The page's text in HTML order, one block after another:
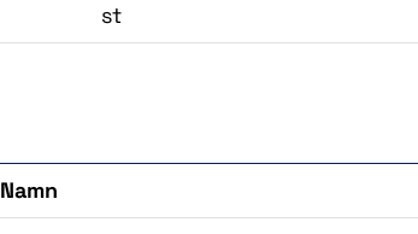
st
Namn